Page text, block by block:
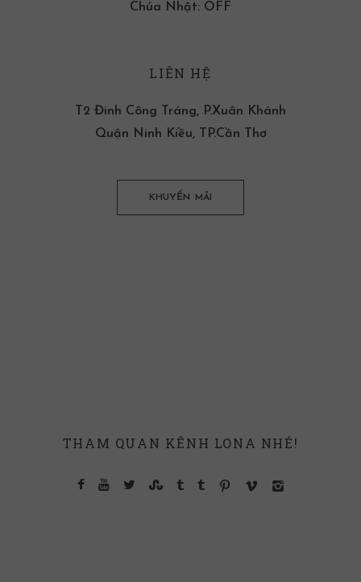
Chúa Nhật: OFF
LIÊN HỆ
T2 Đinh Công Tráng, P.Xuân Khánh
Quận Ninh Kiều, TP.Cần Thơ
KHUYẾN MÃI
THAM QUAN KÊNH LONA NHÉ!